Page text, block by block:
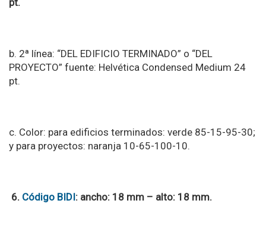
b. 2ª línea: “DEL EDIFICIO TERMINADO” o “DEL
PROYECTO” fuente: Helvética Condensed Medium 24
pt.
c. Color: para edificios terminados: verde 85-15-95-30;
y para proyectos: naranja 10-65-100-10.
6. Código BIDI: ancho: 18 mm – alto: 18 mm.